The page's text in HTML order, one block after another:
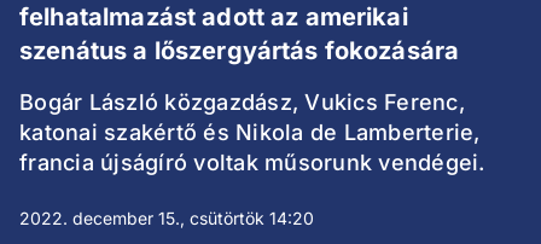
felhatalmazást adott az amerikai
szenátus a lőszergyártás fokozására
Bogár László közgazdász, Vukics Ferenc,
katonai szakértő és Nikola de Lamberterie,
francia újságíró voltak műsorunk vendégei.
2022. december 15., csütörtök 14:20